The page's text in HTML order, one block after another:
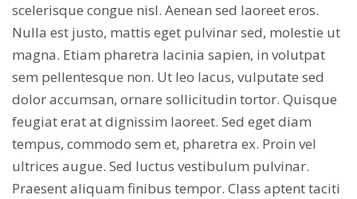
scelerisque congue nisl. Aenean sed laoreet eros.
Nulla est justo, mattis eget pulvinar sed, molestie ut
magna. Etiam pharetra lacinia sapien, in volutpat
sem pellentesque non. Ut leo lacus, vulputate sed
dolor accumsan, ornare sollicitudin tortor. Quisque
feugiat erat at dignissim laoreet. Sed eget diam
tempus, commodo sem et, pharetra ex. Proin vel
ultrices augue. Sed luctus vestibulum pulvinar.
Praesent aliquam finibus tempor. Class aptent taciti